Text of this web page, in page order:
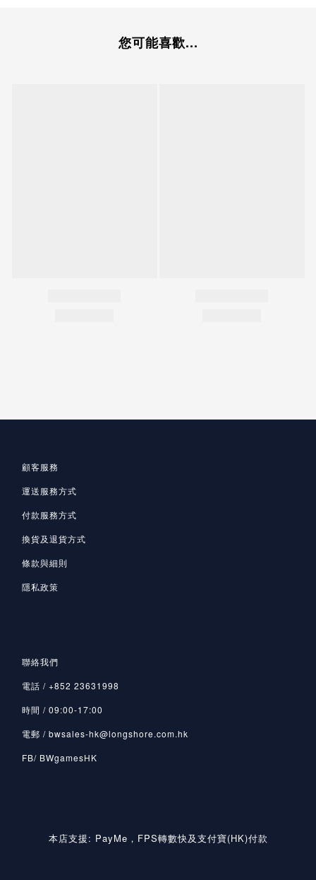
您可能喜歡...
顧客服務
運送服務方式
付款服務方式
換貨及退貨方式
條款與細則
隱私政策
聯絡我們
電話 / +852 23631998
時間 / 09:00-17:00
電郵 / bwsales-hk@longshore.com.hk
FB/ BWgamesHK
本店支援: PayMe，FPS轉數快及支付寶(HK)付款